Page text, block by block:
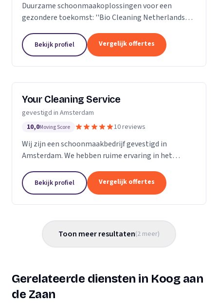
Duurzame schoonmaakoplossingen voor een
gezondere toekomst: ''Bio Cleaning Netherlands
Bekijk profiel Vergelijk offertes
Your Cleaning Service
gevestigd in Amsterdam
10,0Moving Score 10 reviews
Wij zijn een schoonmaakbedrijf gevestigd in
Amsterdam. We hebben ruime ervaring in het
opleveringsschoonmaak en glasbewassing.
Bekijk profiel Vergelijk offertes
Toon meer resultaten(2 meer)
Gerelateerde diensten in Koog aan
de Zaan